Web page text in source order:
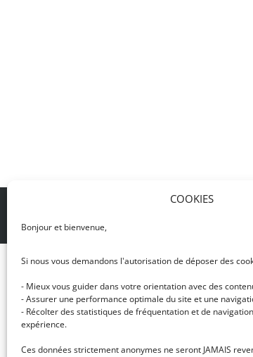
COOKIES
Bonjour et bienvenue,
Si nous vous demandons l'autorisation de déposer des
- Mieux vous guider dans votre orientation avec des
- Assurer une performance optimale du site et une
- Récolter des statistiques de fréquentation et de
expérience.
Ces données strictement anonymes ne seront JAMAIS
© DJ NETWORK • École de DJ